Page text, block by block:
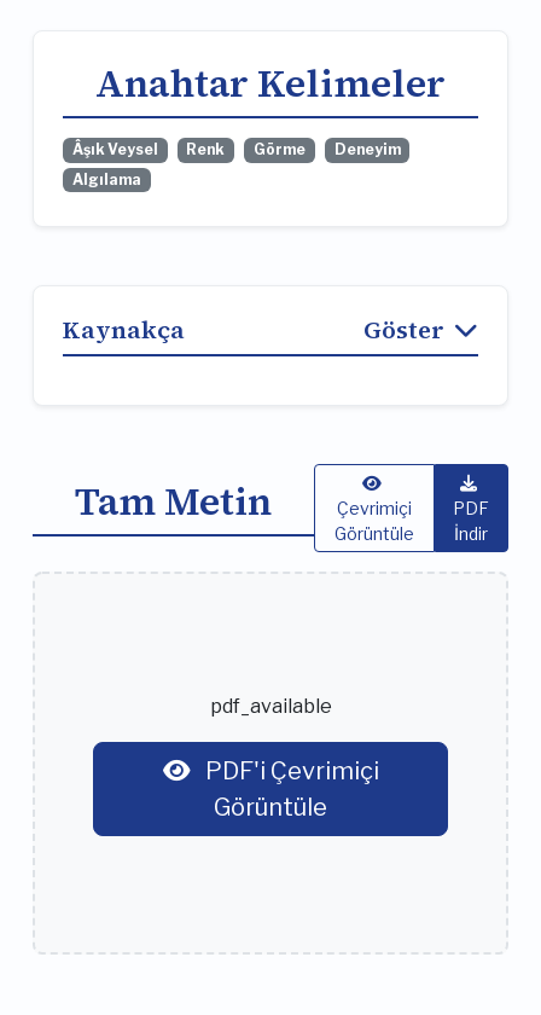
Anahtar Kelimeler
Âşık Veysel Renk Görme
Deneyim
Algılama
Kaynakça Göster
Tam Metin
Çevrimiçi
Görüntüle
PDF
İndir
pdf_available
Görüntüle